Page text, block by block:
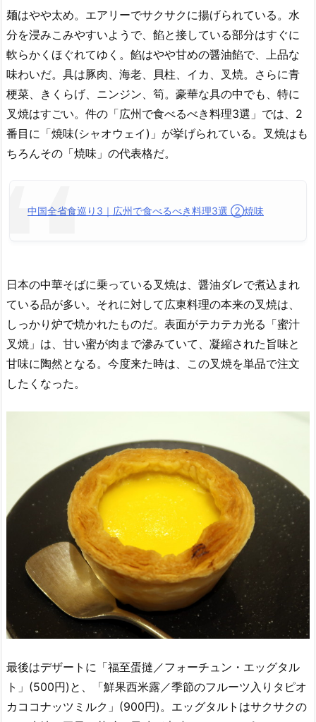
麺はやや太め。エアリーでサクサクに揚げられている。水
分を浸みこみやすいようで、餡と接している部分はすぐに
軟らかくほぐれてゆく。餡はやや甘めの醤油餡で、上品な
味わいだ。具は豚肉、海老、貝柱、イカ、叉焼。さらに青
梗菜、きくらげ、ニンジン、筍。豪華な具の中でも、特に
叉焼はすごい。件の「広州で食べるべき料理3選」では、2
番目に「焼味(シャオウェイ)」が挙げられている。叉焼はも
ちろんその「焼味」の代表格だ。
中国全省食巡り3｜広州で食べるべき料理3選 ②焼味
日本の中華そばに乗っている叉焼は、醤油ダレで煮込まれ
ている品が多い。それに対して広東料理の本来の叉焼は、
しっかり炉で焼かれたものだ。表面がテカテカ光る「蜜汁
叉焼」は、甘い蜜が肉まで滲みていて、凝縮された旨味と
甘味に陶然となる。今度来た時は、この叉焼を単品で注文
したくなった。
最後はデザートに「福至蛋撻／フォーチュン・エッグタル
ト」(500円)と、「鮮果西米露／季節のフルーツ入りタピオ
カココナッツミルク」(900円)。エッグタルトはサクサクの